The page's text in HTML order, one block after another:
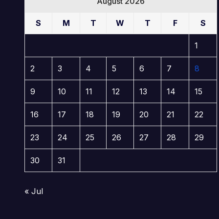
S M T W T F S
1
2 3 4 5 6 7 8
9 10 11 12 13 14 15
16 17 18 19 20 21 22
23 24 25 26 27 28 29
30 31
« Jul